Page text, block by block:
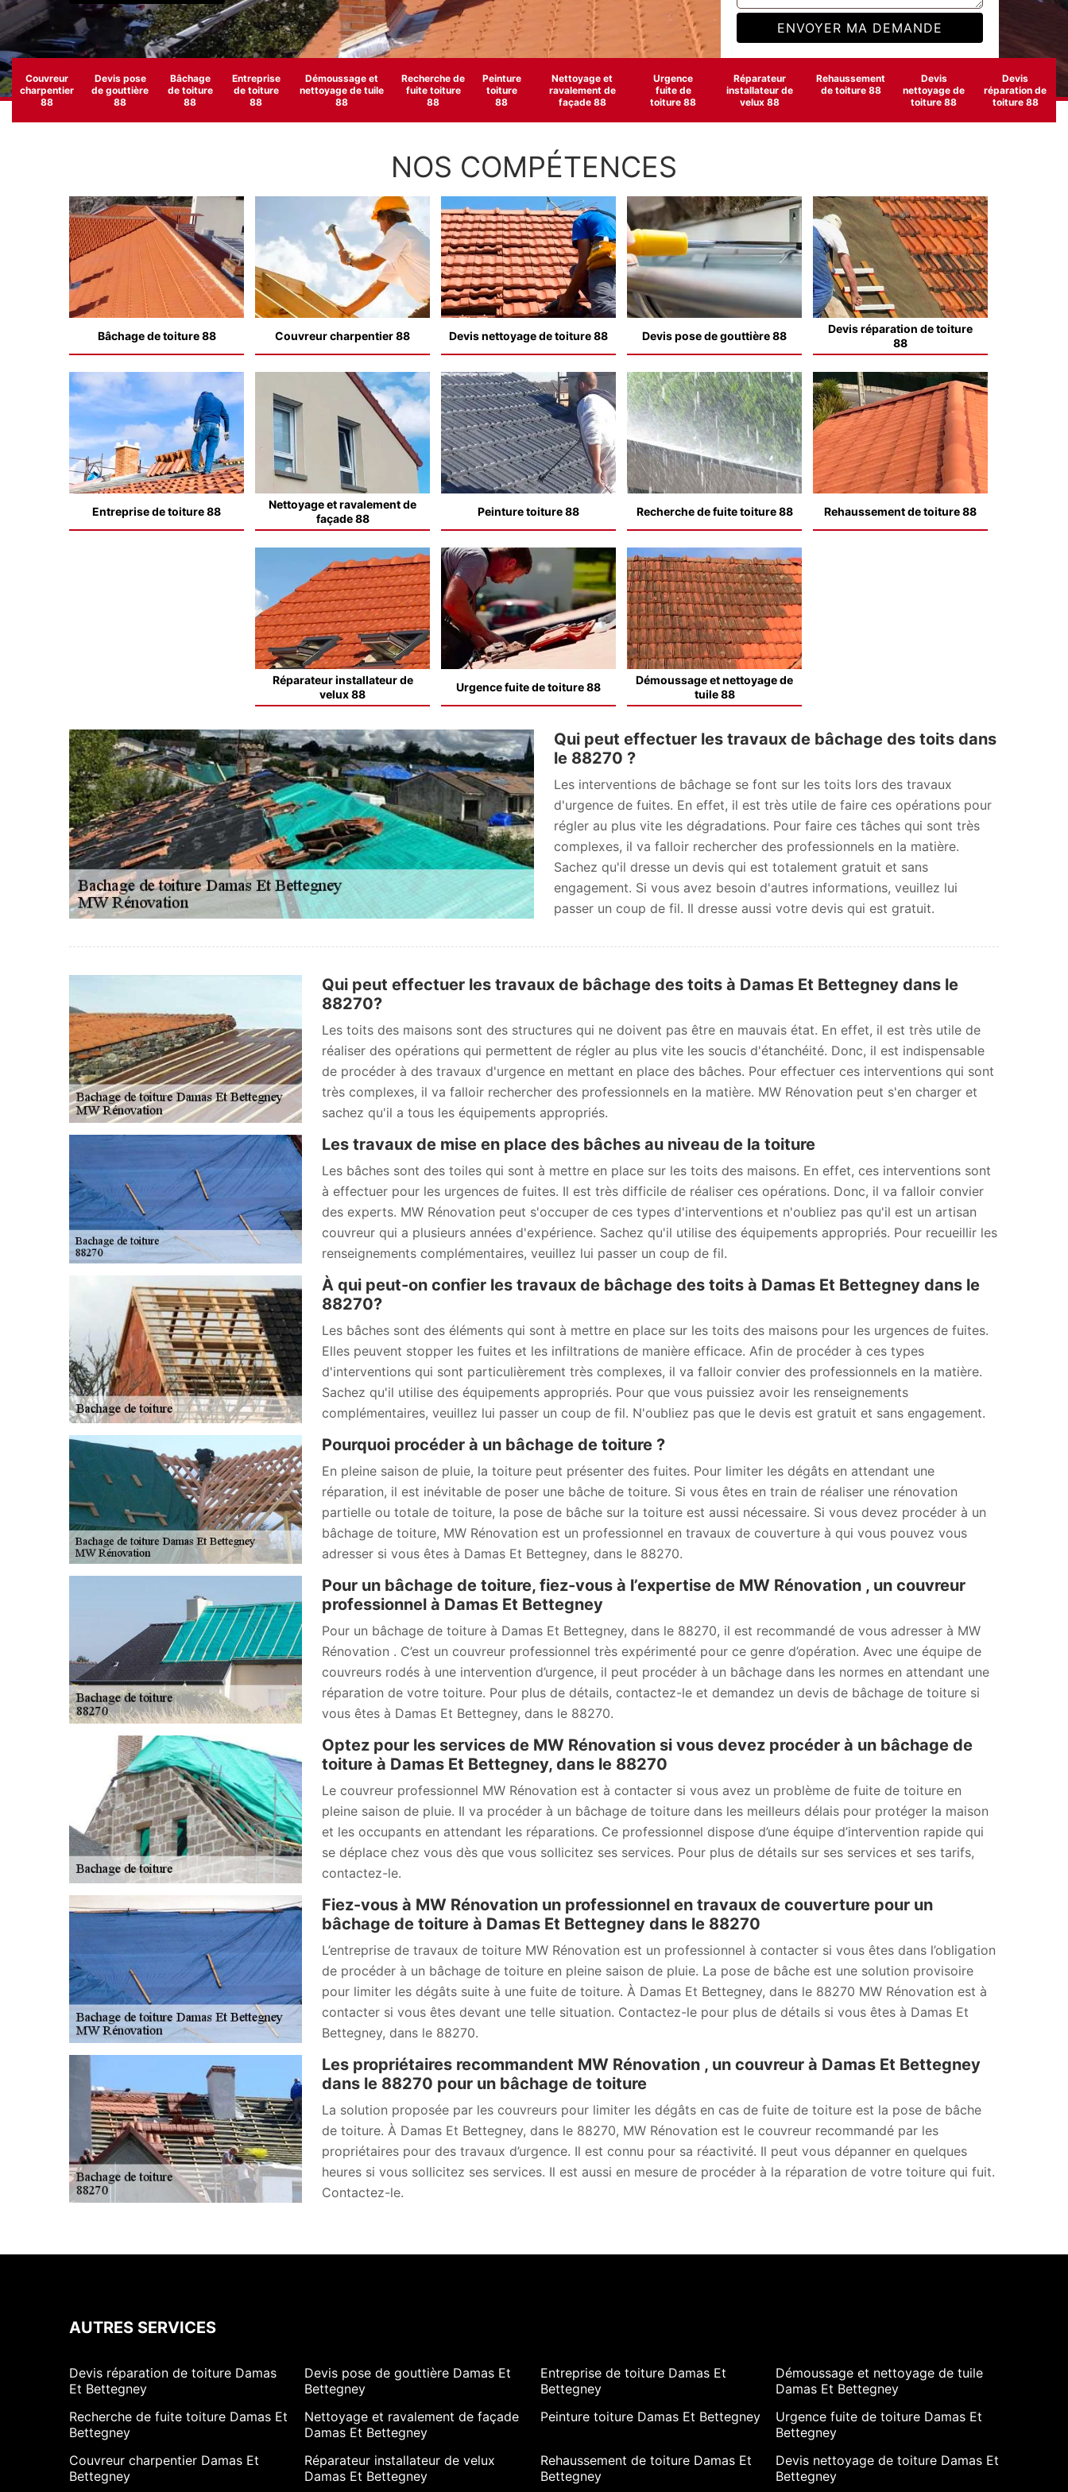
Couvreur
charpentier
88
Devis pose
de gouttière
88
Bâchage
de toiture
88
Entreprise
de toiture
88
Démoussage et
nettoyage de tuile
88
Recherche de
fuite toiture
88
Peinture
toiture
88
Nettoyage et
ravalement de
façade 88
Urgence
fuite de
toiture 88
Réparateur
installateur de
velux 88
Rehaussement
de toiture 88
Devis
nettoyage de
toiture 88
Devis
réparation de
toiture 88
NOS COMPÉTENCES
Bâchage de toiture 88 Couvreur charpentier 88 Devis nettoyage de toiture 88 Devis pose de gouttière 88
Devis réparation de toiture
88
Entreprise de toiture 88
Nettoyage et ravalement de
façade 88
Peinture toiture 88 Recherche de fuite toiture 88 Rehaussement de toiture 88
Réparateur installateur de
velux 88
Urgence fuite de toiture 88
Démoussage et nettoyage de
tuile 88
Qui peut effectuer les travaux de bâchage des toits dans
le 88270 ?
Les interventions de bâchage se font sur les toits lors des travaux
d'urgence de fuites. En effet, il est très utile de faire ces opérations pour
régler au plus vite les dégradations. Pour faire ces tâches qui sont très
complexes, il va falloir rechercher des professionnels en la matière.
Sachez qu'il dresse un devis qui est totalement gratuit et sans
engagement. Si vous avez besoin d'autres informations, veuillez lui
passer un coup de fil. Il dresse aussi votre devis qui est gratuit.
Qui peut effectuer les travaux de bâchage des toits à Damas Et Bettegney dans le
88270?
Les toits des maisons sont des structures qui ne doivent pas être en mauvais état. En effet, il est très utile de
réaliser des opérations qui permettent de régler au plus vite les soucis d'étanchéité. Donc, il est indispensable
de procéder à des travaux d'urgence en mettant en place des bâches. Pour effectuer ces interventions qui sont
très complexes, il va falloir rechercher des professionnels en la matière. MW Rénovation peut s'en charger et
sachez qu'il a tous les équipements appropriés.
Les travaux de mise en place des bâches au niveau de la toiture
Les bâches sont des toiles qui sont à mettre en place sur les toits des maisons. En effet, ces interventions sont
à effectuer pour les urgences de fuites. Il est très difficile de réaliser ces opérations. Donc, il va falloir convier
des experts. MW Rénovation peut s'occuper de ces types d'interventions et n'oubliez pas qu'il est un artisan
couvreur qui a plusieurs années d'expérience. Sachez qu'il utilise des équipements appropriés. Pour recueillir les
renseignements complémentaires, veuillez lui passer un coup de fil.
À qui peut-on confier les travaux de bâchage des toits à Damas Et Bettegney dans le
88270?
Les bâches sont des éléments qui sont à mettre en place sur les toits des maisons pour les urgences de fuites.
Elles peuvent stopper les fuites et les infiltrations de manière efficace. Afin de procéder à ces types
d'interventions qui sont particulièrement très complexes, il va falloir convier des professionnels en la matière.
Sachez qu'il utilise des équipements appropriés. Pour que vous puissiez avoir les renseignements
complémentaires, veuillez lui passer un coup de fil. N'oubliez pas que le devis est gratuit et sans engagement.
Pourquoi procéder à un bâchage de toiture ?
En pleine saison de pluie, la toiture peut présenter des fuites. Pour limiter les dégâts en attendant une
réparation, il est inévitable de poser une bâche de toiture. Si vous êtes en train de réaliser une rénovation
partielle ou totale de toiture, la pose de bâche sur la toiture est aussi nécessaire. Si vous devez procéder à un
bâchage de toiture, MW Rénovation est un professionnel en travaux de couverture à qui vous pouvez vous
adresser si vous êtes à Damas Et Bettegney, dans le 88270.
Pour un bâchage de toiture, fiez-vous à l’expertise de MW Rénovation , un couvreur
professionnel à Damas Et Bettegney
Pour un bâchage de toiture à Damas Et Bettegney, dans le 88270, il est recommandé de vous adresser à MW
Rénovation . C’est un couvreur professionnel très expérimenté pour ce genre d’opération. Avec une équipe de
couvreurs rodés à une intervention d’urgence, il peut procéder à un bâchage dans les normes en attendant une
réparation de votre toiture. Pour plus de détails, contactez-le et demandez un devis de bâchage de toiture si
vous êtes à Damas Et Bettegney, dans le 88270.
Optez pour les services de MW Rénovation si vous devez procéder à un bâchage de
toiture à Damas Et Bettegney, dans le 88270
Le couvreur professionnel MW Rénovation est à contacter si vous avez un problème de fuite de toiture en
pleine saison de pluie. Il va procéder à un bâchage de toiture dans les meilleurs délais pour protéger la maison
et les occupants en attendant les réparations. Ce professionnel dispose d’une équipe d’intervention rapide qui
se déplace chez vous dès que vous sollicitez ses services. Pour plus de détails sur ses services et ses tarifs,
contactez-le.
Fiez-vous à MW Rénovation un professionnel en travaux de couverture pour un
bâchage de toiture à Damas Et Bettegney dans le 88270
L’entreprise de travaux de toiture MW Rénovation est un professionnel à contacter si vous êtes dans l’obligation
de procéder à un bâchage de toiture en pleine saison de pluie. La pose de bâche est une solution provisoire
pour limiter les dégâts suite à une fuite de toiture. À Damas Et Bettegney, dans le 88270 MW Rénovation est à
contacter si vous êtes devant une telle situation. Contactez-le pour plus de détails si vous êtes à Damas Et
Bettegney, dans le 88270.
Les propriétaires recommandent MW Rénovation , un couvreur à Damas Et Bettegney
dans le 88270 pour un bâchage de toiture
La solution proposée par les couvreurs pour limiter les dégâts en cas de fuite de toiture est la pose de bâche
de toiture. À Damas Et Bettegney, dans le 88270, MW Rénovation est le couvreur recommandé par les
propriétaires pour des travaux d’urgence. Il est connu pour sa réactivité. Il peut vous dépanner en quelques
heures si vous sollicitez ses services. Il est aussi en mesure de procéder à la réparation de votre toiture qui fuit.
Contactez-le.
AUTRES SERVICES
Devis réparation de toiture Damas
Et Bettegney
Devis pose de gouttière Damas Et
Bettegney
Entreprise de toiture Damas Et
Bettegney
Démoussage et nettoyage de tuile
Damas Et Bettegney
Recherche de fuite toiture Damas Et
Bettegney
Nettoyage et ravalement de façade
Damas Et Bettegney
Peinture toiture Damas Et Bettegney
Urgence fuite de toiture Damas Et
Bettegney
Couvreur charpentier Damas Et
Bettegney
Réparateur installateur de velux
Damas Et Bettegney
Rehaussement de toiture Damas Et
Bettegney
Devis nettoyage de toiture Damas Et
Bettegney